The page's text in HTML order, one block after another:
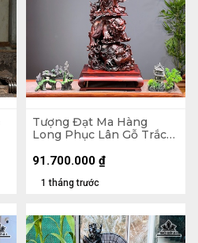
Tượng Đạt Ma Hàng
Long Phục Lân Gỗ Trắc
(cm)
1 tháng trước
91.700.000 ₫